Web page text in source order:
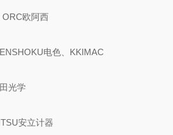
ORC欧阿西
电色、KKIMAC
光学
安立计器